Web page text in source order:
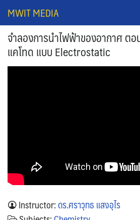
content
MWIT MEDIA
จำลองการนำไฟฟ้าของอากาศ ต
แคโทด แบบ Electrostatic
Instructor:ดร.ศราวุทธ แสงอุไร